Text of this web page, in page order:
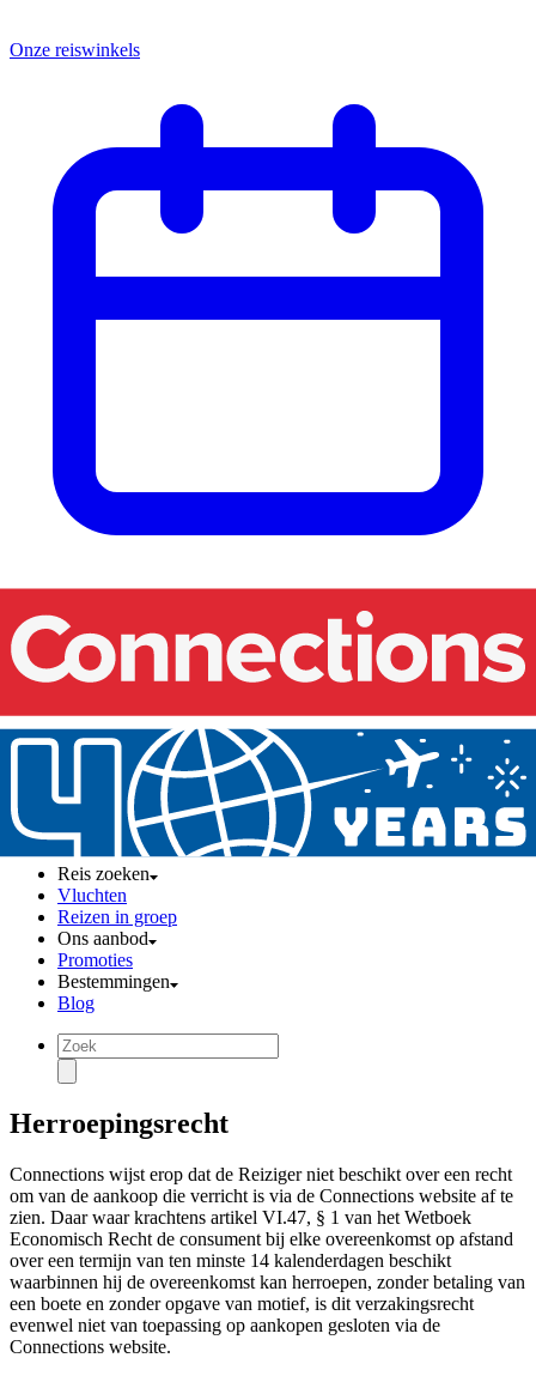
Onze reiswinkels
Onze events
Reis zoeken
Vluchten
Reizen in groep
Ons aanbod
Promoties
Bestemmingen
Blog
Herroepingsrecht
Connections wijst erop dat de Reiziger niet beschikt over een recht
om van de aankoop die verricht is via de Connections website af te
zien. Daar waar krachtens artikel VI.47, § 1 van het Wetboek
Economisch Recht de consument bij elke overeenkomst op afstand
over een termijn van ten minste 14 kalenderdagen beschikt
waarbinnen hij de overeenkomst kan herroepen, zonder betaling van
een boete en zonder opgave van motief, is dit verzakingsrecht
evenwel niet van toepassing op aankopen gesloten via de
Connections website.